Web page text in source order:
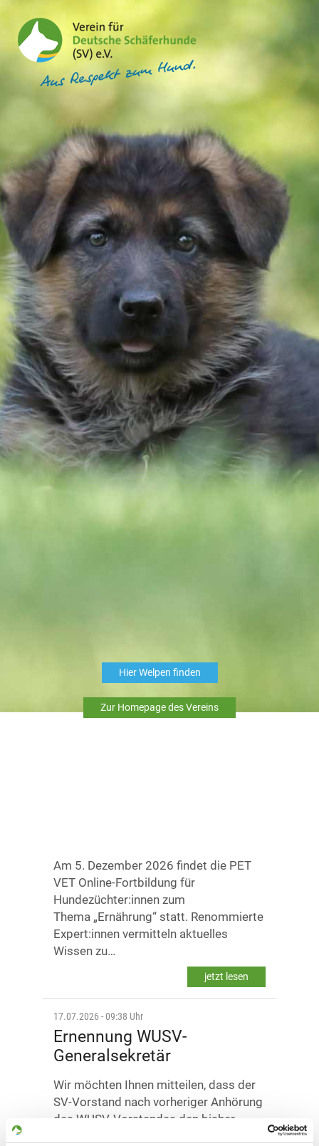
Hier Welpen finden
Zur Homepage des Vereins
Aus Respekt
zum Hund
Unser Hund
Unser Verein
Unser Service
Hier Welpen finden
Jetzt Mitglied werden
Kontakt
Verein für Deutsche
Schäferhunde (SV) e.V.
Meldeschluss und melden Ihren
Hund/Ihre Zuchtgruppe heute noch an.
Nach dem 1. Meldeschluss erhöhen
sich die Meldegebühren.
Am 5. Dezember 2026 findet die PET
VET Online-Fortbildung für
Hundezüchter:innen zum
Thema „Ernährung“ statt. Renommierte
Expert:innen vermitteln aktuelles
Wissen zu…
jetzt lesen
17.07.2026 - 09:38 Uhr
Ernennung WUSV-
Generalsekretär
Wir möchten Ihnen mitteilen, dass der
SV-Vorstand nach vorheriger Anhörung
des WUSV-Vorstandes den bisher